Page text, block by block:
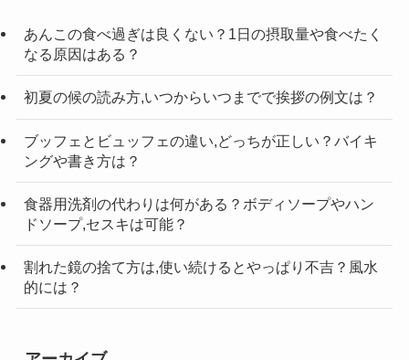
索
あんこの食べ過ぎは良くない？1日の摂取量や食べたく
なる原因はある？
初夏の候の読み方,いつからいつまでで挨拶の例文は？
ブッフェとビュッフェの違い,どっちが正しい？バイキ
ングや書き方は？
食器用洗剤の代わりは何がある？ボディソープやハン
ドソープ,セスキは可能？
割れた鏡の捨て方は,使い続けるとやっぱり不吉？風水
的には？